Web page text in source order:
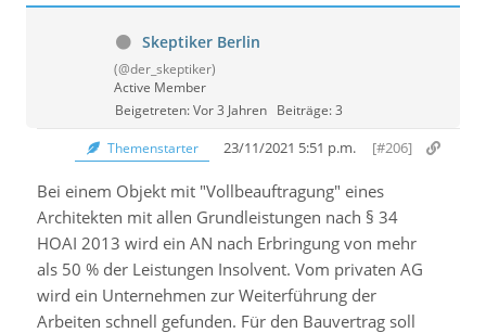
Skeptiker Berlin
(@der_skeptiker)
Active Member
Beigetreten: Vor 3 Jahren Beiträge: 3
Themenstarter 23/11/2021 5:51 p.m. [#206]
Bei einem Objekt mit "Vollbeauftragung" eines
Architekten mit allen Grundleistungen nach § 34
HOAI 2013 wird ein AN nach Erbringung von mehr
als 50 % der Leistungen Insolvent. Vom privaten AG
wird ein Unternehmen zur Weiterführung der
Arbeiten schnell gefunden. Für den Bauvertrag soll